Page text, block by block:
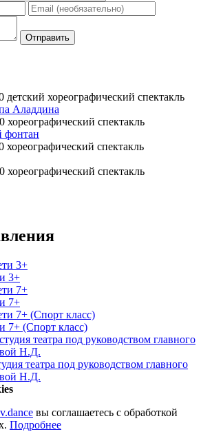
Отправить
детский хореографический спектакль
Аладдина
хореографический спектакль
фонтан
хореографический спектакль
хореографический спектакль
3+
7+
7+ (Спорт класс)
театра под руководством главного
Н.Д.
вы соглашаетесь с обработкой
Подробнее